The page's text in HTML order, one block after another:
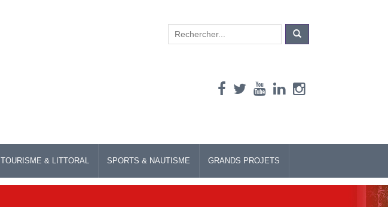
Search
for:
TOURISME & LITTORAL SPORTS & NAUTISME GRANDS PROJETS